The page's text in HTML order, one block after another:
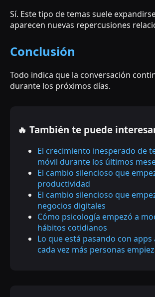
Sí. Este tipo de temas suele
aparecen nuevas repercusiones
Conclusión
Todo indica que la conversación
durante los próximos días.
🔥 También te puede
El crecimiento inesperado de
móvil durante los últimos
El cambio silencioso que
productividad
El cambio silencioso que
negocios digitales
Cómo psicología empezó a
hábitos cotidianos
Lo que está pasando con
cada vez más personas